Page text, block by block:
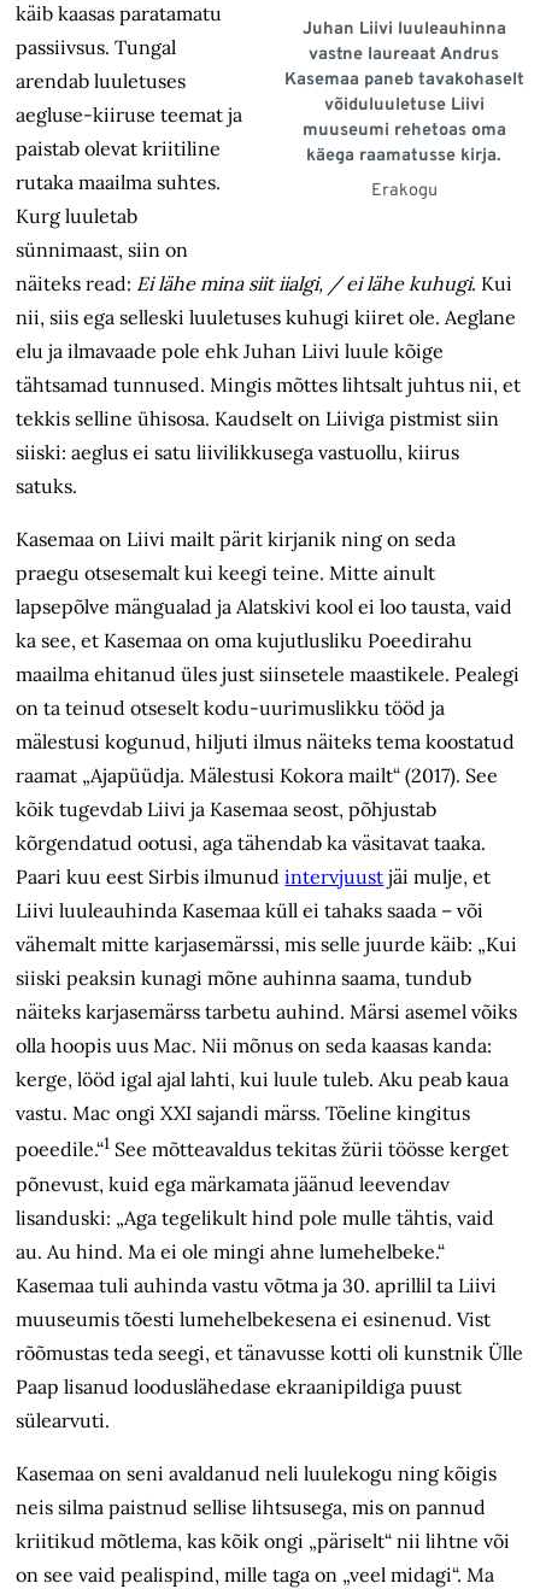
Juhan Liivi luuleauhinna
vastne laureaat Andrus
Kasemaa paneb tavakohaselt
võiduluuletuse Liivi
muuseumi rehetoas oma
käega raamatusse kirja.
Erakogu
käib kaasas paratamatu
passiivsus. Tungal
arendab luuletuses
aegluse-kiiruse teemat ja
paistab olevat kriitiline
rutaka maailma suhtes.
Kurg luuletab
sünnimaast, siin on
näiteks read: Ei lähe mina siit iialgi, / ei lähe kuhugi. Kui
nii, siis ega selleski luuletuses kuhugi kiiret ole. Aeglane
elu ja ilmavaade pole ehk Juhan Liivi luule kõige
tähtsamad tunnused. Mingis mõttes lihtsalt juhtus nii, et
tekkis selline ühisosa. Kaudselt on Liiviga pistmist siin
siiski: aeglus ei satu liivilikkusega vastuollu, kiirus
satuks.
Kasemaa on Liivi mailt pärit kirjanik ning on seda
praegu otsesemalt kui keegi teine. Mitte ainult
lapsepõlve mängualad ja Alatskivi kool ei loo tausta, vaid
ka see, et Kasemaa on oma kujutlusliku Poeedirahu
maailma ehitanud üles just siinsetele maastikele. Pealegi
on ta teinud otseselt kodu-uurimuslikku tööd ja
mälestusi kogunud, hiljuti ilmus näiteks tema koostatud
raamat „Ajapüüdja. Mälestusi Kokora mailt“ (2017). See
kõik tugevdab Liivi ja Kasemaa seost, põhjustab
kõrgendatud ootusi, aga tähendab ka väsitavat taaka.
Paari kuu eest Sirbis ilmunudintervjuust jäi mulje, et
Liivi luuleauhinda Kasemaa küll ei tahaks saada – või
vähemalt mitte karjasemärssi, mis selle juurde käib: „Kui
siiski peaksin kunagi mõne auhinna saama, tundub
näiteks karjasemärss tarbetu auhind. Märsi asemel võiks
olla hoopis uus Mac. Nii mõnus on seda kaasas kanda:
kerge, lööd igal ajal lahti, kui luule tuleb. Aku peab kaua
vastu. Mac ongi XXI sajandi märss. Tõeline kingitus
poeedile.“1 See mõtteavaldus tekitas žürii töösse kerget
põnevust, kuid ega märkamata jäänud leevendav
lisanduski: „Aga tegelikult hind pole mulle tähtis, vaid
au. Au hind. Ma ei ole mingi ahne lumehelbeke.“
Kasemaa tuli auhinda vastu võtma ja 30. aprillil ta Liivi
muuseumis tõesti lumehelbekesena ei esinenud. Vist
rõõmustas teda seegi, et tänavusse kotti oli kunstnik Ülle
Paap lisanud looduslähedase ekraanipildiga puust
sülearvuti.
Kasemaa on seni avaldanud neli luulekogu ning kõigis
neis silma paistnud sellise lihtsusega, mis on pannud
kriitikud mõtlema, kas kõik ongi „päriselt“ nii lihtne või
on see vaid pealispind, mille taga on „veel midagi“. Ma